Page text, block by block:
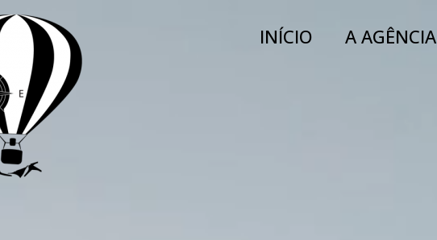
INÍCIO A AGÊNCIA